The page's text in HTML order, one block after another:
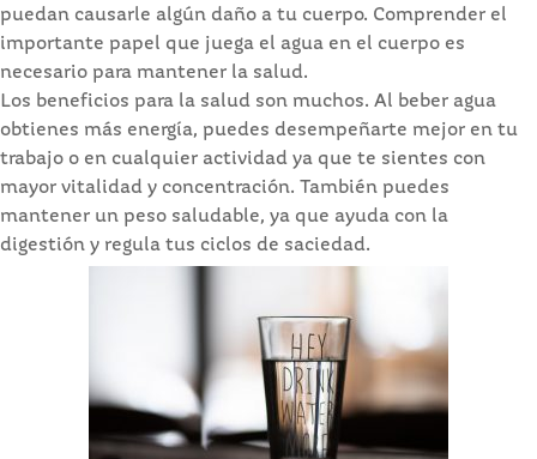
puedan causarle algún daño a tu cuerpo. Comprender el
importante papel que juega el agua en el cuerpo es
necesario para mantener la salud.
Los beneficios para la salud son muchos. Al beber agua
obtienes más energía, puedes desempeñarte mejor en tu
trabajo o en cualquier actividad ya que te sientes con
mayor vitalidad y concentración. También puedes
mantener un peso saludable, ya que ayuda con la
digestión y regula tus ciclos de saciedad.